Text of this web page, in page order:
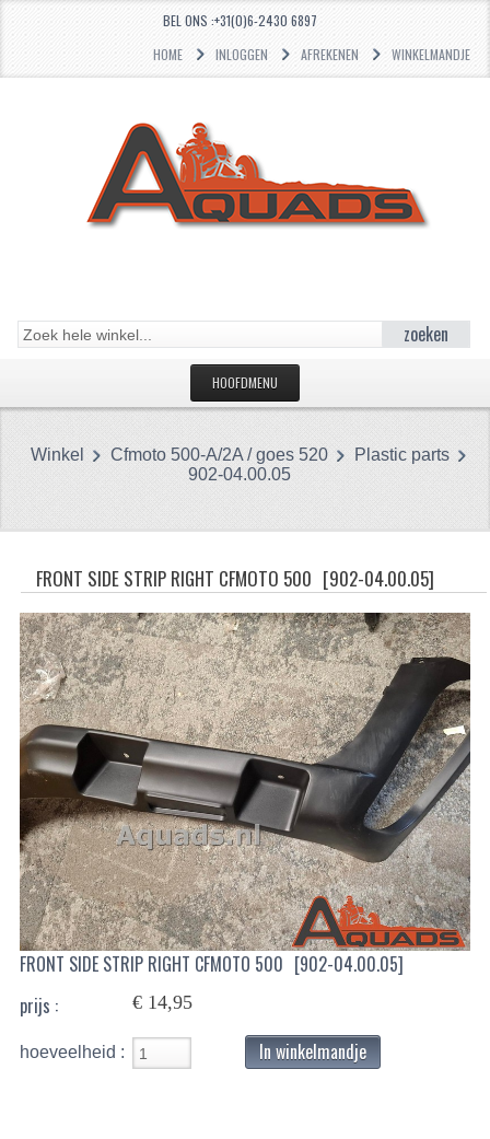
BEL ONS :+31(0)6-2430 6897
HOME
INLOGGEN AFREKENEN WINKELMANDJE
zoeken
HOOFDMENU
CATEGORIEËN
BRANDSTOF SYSTEEM
LAGERS
PAKKINGEN
PLASTIC PARTS
VERLICHTING
ONDERDELEN 50CC TOT 125CC
UNIVERSELE QUAD ONDERDELEN
BASHAN ONDERDELEN
BASHAN 150CC
BASHAN 200S-7-200S-A
BRANDSTOF SYSTEEM
Winkel Cfmoto 500-A/2A / goes 520
Plastic parts
902-04.00.05
FRONT SIDE STRIP RIGHT CFMOTO 500 [902-04.00.05]
FRONT SIDE STRIP RIGHT CFMOTO 500 [902-04.00.05]
prijs :
€ 14,95
hoeveelheid : In winkelmandje